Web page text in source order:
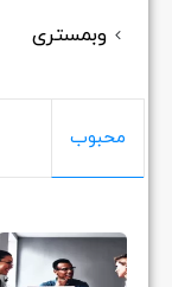
وبمستری
محبوب